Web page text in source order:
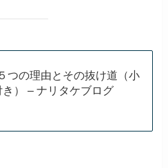
つの理由とその抜け道（小
） – ナリタケブログ